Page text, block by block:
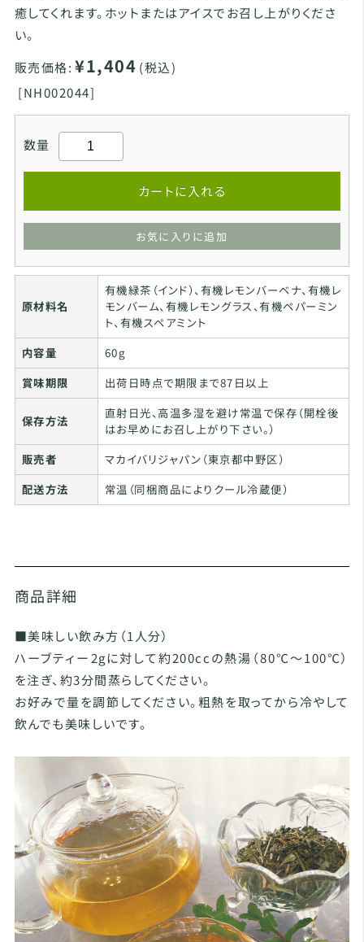
癒してくれます。ホットまたはアイスでお召し上がりくださ
い。
販売価格: ¥1,404 (税込)
[NH002044]
数量
カートに入れる
お気に入りに追加
原材料名
有機緑茶（インド）、有機レモンバーベナ、有機レ
モンバーム、有機レモングラス、有機ペパーミン
ト、有機スペアミント
内容量
60g
賞味期限
出荷日時点で期限まで87日以上
保存方法
直射日光、高温多湿を避け常温で保存（開栓後
はお早めにお召し上がり下さい。）
販売者
マカイバリジャパン（東京都中野区）
配送方法
常温（同梱商品によりクール冷蔵便）
商品詳細
■美味しい飲み方（1人分）
ハーブティー2gに対して約200ccの熱湯（80℃～100℃）
を注ぎ、約3分間蒸らしてください。
お好みで量を調節してください。粗熱を取ってから冷やして
飲んでも美味しいです。